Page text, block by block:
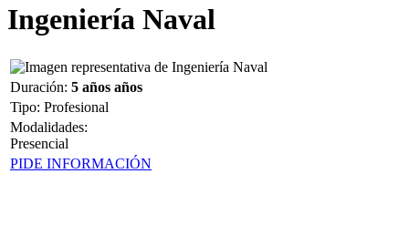
Ingeniería Naval
Duración: 5 años años
Tipo: Profesional
Modalidades:
Presencial
PIDE INFORMACIÓN